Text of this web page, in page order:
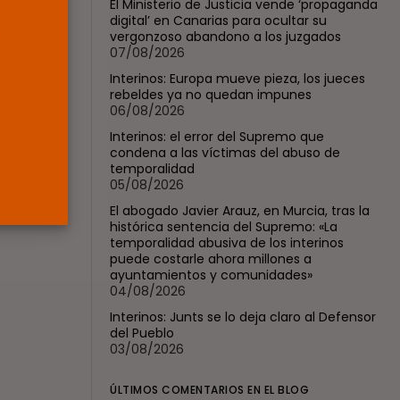
jueces...
PORRAMÓN J. 06/08/2026
Interinos: el error del
Supremo que...
El Ministerio de Justicia vende ‘propaganda
digital’ en Canarias para ocultar su
vergonzoso abandono a los juzgados
07/08/2026
Interinos: Europa mueve pieza, los jueces
rebeldes ya no quedan impunes
06/08/2026
Interinos: el error del Supremo que
condena a las víctimas del abuso de
temporalidad
05/08/2026
El abogado Javier Arauz, en Murcia, tras la
histórica sentencia del Supremo: «La
temporalidad abusiva de los interinos
puede costarle ahora millones a
ayuntamientos y comunidades»
04/08/2026
Interinos: Junts se lo deja claro al Defensor
del Pueblo
03/08/2026
ÚLTIMOS COMENTARIOS EN EL BLOG